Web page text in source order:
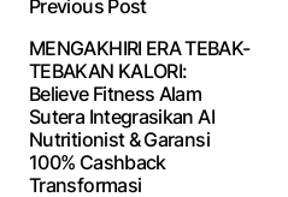
Previous Post
MENGAKHIRI ERA TEBAK-
TEBAKAN KALORI:
Believe Fitness Alam
Sutera Integrasikan AI
Nutritionist & Garansi
100% Cashback
Transformasi